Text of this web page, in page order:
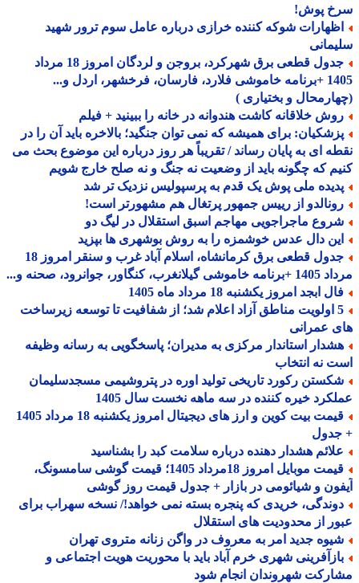
پوش!
شوکه کننده خرازی درباره عامل سوم ترور شهید
جدول قطعی برق شهرکرد، بروجن و لردگان امروز 18 مرداد
1405 +برنامه خاموشی فلارد، فارسان، فرخشهر، اردل و...
و بختیاری )
خلاقانه کاشت هندوانه در خانه را ببینید + فیلم
برای همیشه که نمی توان جنگید؛ بالاخره باید آن را در
ای به پایان رساند / تقریباً هر روز درباره این موضوع بحث می
که چگونه باید از وضعیت نه جنگ و نه صلح خارج شویم
ملی پوش یک قدم به پرسپولیس نزدیک تر شد
از رییس جمهور پرتغال هم مشهورتر است!
ماجراجویی مهاجم اسبق استقلال در لیگ دو
دال عدس خوشمزه را به روش بوشهری ها بپزید
جدول قطعی برق کرمانشاه، اسلام آباد غرب و سنقر امروز 18
کنگاور، جوانرود، صحنه و...
ابجد امروز یکشنبه 18 مرداد ماه 1405
5 اولویت مناطق آزاد اعلام شد؛ از شفافیت تا توسعه زیرساخت
عمرانی
استاندار مرکزی به مدیران؛ پاسخگویی به رسانه وظیفه
نه انتخاب
رکورد تاریخی تولید اوره در پتروشیمی مسجدسلیمان
خیره کننده در سه ماهه نخست سال 1405
قیمت بیت کوین و ارز های دیجیتال امروز یکشنبه 18 مرداد 1405
هشدار دهنده درباره سلامت کبد را بشناسید
قیمت موبایل امروز 18مرداد 1405؛ قیمت گوشی سامسونگ،
و شیائومی در بازار + جدول قیمت روز گوشی
خریدی که پنجره بسته نمی خواهد!/ نسخه سهراب برای
از محدودیت های استقلال
جدید امر به معروف در واگن زنانه متروی تهران
شهری خرم آباد باید با محوریت هویت اجتماعی و
شهروندان انجام شود